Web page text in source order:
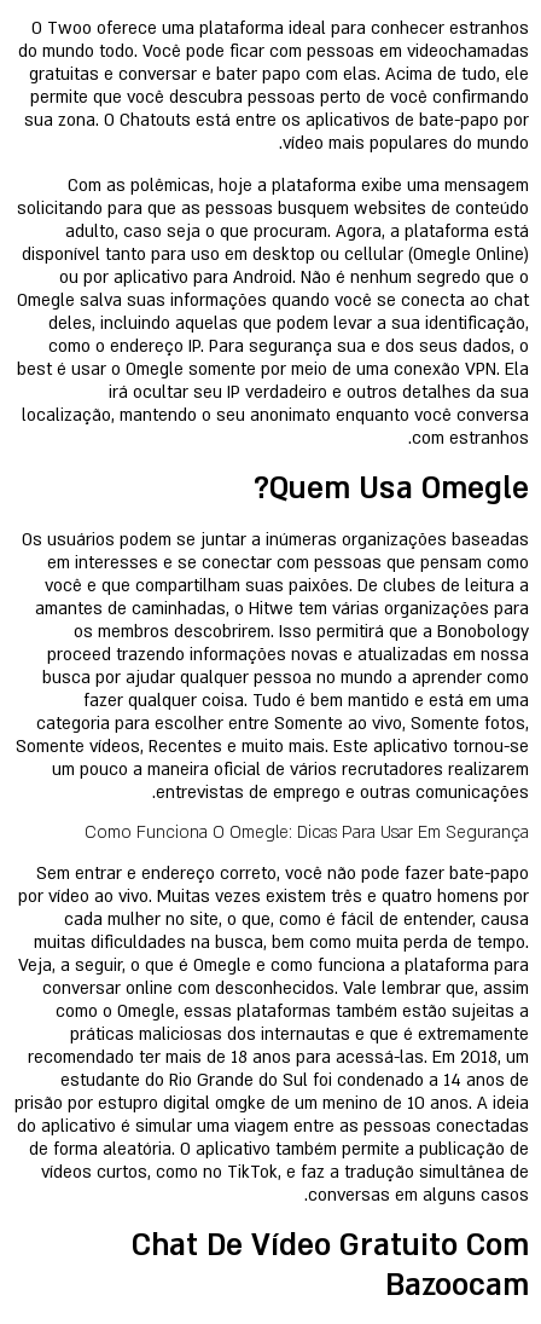
O Twoo oferece uma plataforma ideal para conhecer estranhos
do mundo todo. Você pode ficar com pessoas em videochamadas
gratuitas e conversar e bater papo com elas. Acima de tudo, ele
permite que você descubra pessoas perto de você confirmando
sua zona. O Chatouts está entre os aplicativos de bate-papo por
vídeo mais populares do mundo.
Com as polêmicas, hoje a plataforma exibe uma mensagem
solicitando para que as pessoas busquem websites de conteúdo
adulto, caso seja o que procuram. Agora, a plataforma está
disponível tanto para uso em desktop ou cellular (Omegle Online)
ou por aplicativo para Android. Não é nenhum segredo que o
Omegle salva suas informações quando você se conecta ao chat
deles, incluindo aquelas que podem levar a sua identificação,
como o endereço IP. Para segurança sua e dos seus dados, o
best é usar o Omegle somente por meio de uma conexão VPN. Ela
irá ocultar seu IP verdadeiro e outros detalhes da sua
localização, mantendo o seu anonimato enquanto você conversa
com estranhos.
Quem Usa Omegle?
Os usuários podem se juntar a inúmeras organizações baseadas
em interesses e se conectar com pessoas que pensam como
você e que compartilham suas paixões. De clubes de leitura a
amantes de caminhadas, o Hitwe tem várias organizações para
os membros descobrirem. Isso permitirá que a Bonobology
proceed trazendo informações novas e atualizadas em nossa
busca por ajudar qualquer pessoa no mundo a aprender como
fazer qualquer coisa. Tudo é bem mantido e está em uma
categoria para escolher entre Somente ao vivo, Somente fotos,
Somente vídeos, Recentes e muito mais. Este aplicativo tornou-se
um pouco a maneira oficial de vários recrutadores realizarem
entrevistas de emprego e outras comunicações.
Como Funciona O Omegle: Dicas Para Usar Em Segurança
Sem entrar e endereço correto, você não pode fazer bate-papo
por vídeo ao vivo. Muitas vezes existem três e quatro homens por
cada mulher no site, o que, como é fácil de entender, causa
muitas dificuldades na busca, bem como muita perda de tempo.
Veja, a seguir, o que é Omegle e como funciona a plataforma para
conversar online com desconhecidos. Vale lembrar que, assim
como o Omegle, essas plataformas também estão sujeitas a
práticas maliciosas dos internautas e que é extremamente
recomendado ter mais de 18 anos para acessá-las. Em 2018, um
estudante do Rio Grande do Sul foi condenado a 14 anos de
prisão por estupro digital omgke de um menino de 10 anos. A ideia
do aplicativo é simular uma viagem entre as pessoas conectadas
de forma aleatória. O aplicativo também permite a publicação de
vídeos curtos, como no TikTok, e faz a tradução simultânea de
conversas em alguns casos.
Chat De Vídeo Gratuito Com
Bazoocam